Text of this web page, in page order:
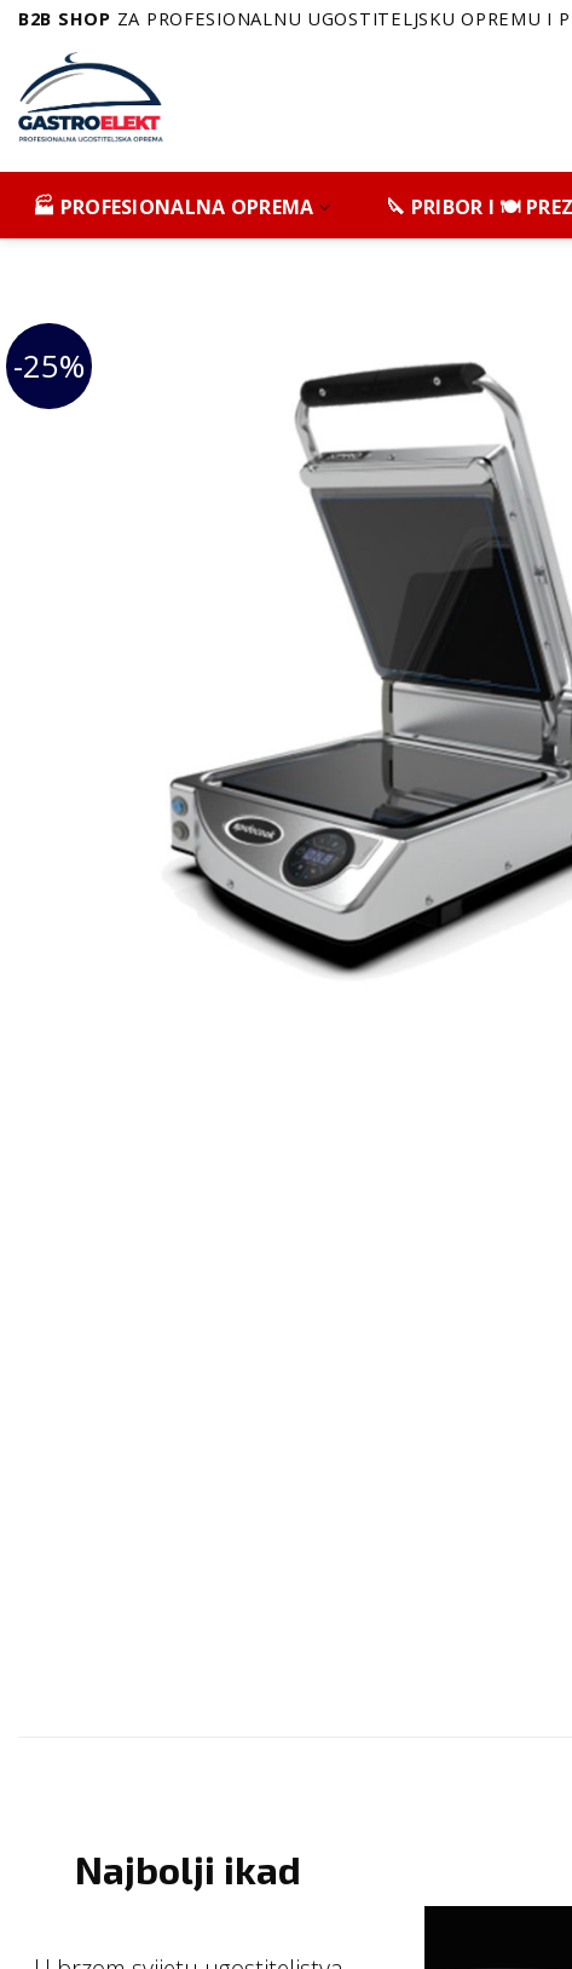
Skip
content
B2B SHOP ZA PROFESIONALNU UGOSTITELJSKU OPREMU I
🏭 PROFESIONALNA OPREMA 🔪 PRIBOR I 🍽️
-25%
Najbolji ikad